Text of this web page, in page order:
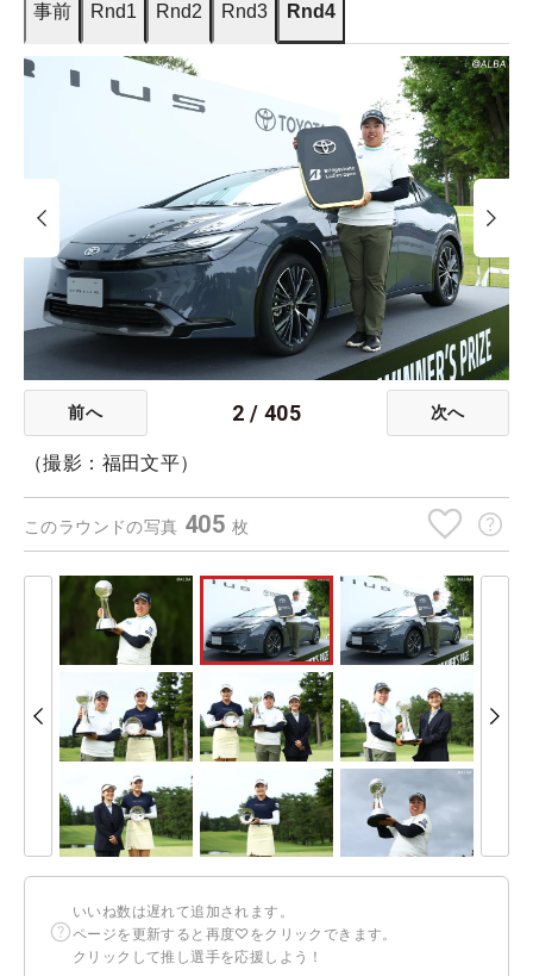
事前 Rnd1 Rnd2 Rnd3 Rnd4
前へ 2 / 405 次へ
（撮影：福田文平）
このラウンドの写真 405 枚
いいね数は遅れて追加されます。
ページを更新すると再度♡をクリックできます。
クリックして推し選手を応援しよう！